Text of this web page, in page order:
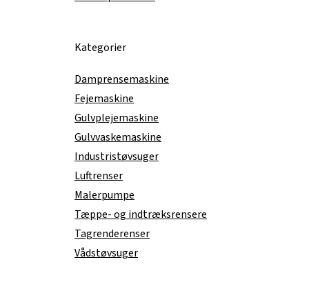
Kategorier
Damprensemaskine
Fejemaskine
Gulvplejemaskine
Gulvvaskemaskine
Industristøvsuger
Luftrenser
Malerpumpe
Tæppe- og indtræksrensere
Tagrenderenser
Vådstøvsuger